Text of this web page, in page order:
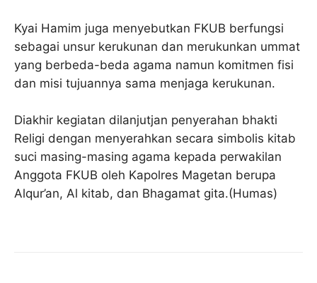
Kyai Hamim juga menyebutkan FKUB berfungsi
sebagai unsur kerukunan dan merukunkan ummat
yang berbeda-beda agama namun komitmen fisi
dan misi tujuannya sama menjaga kerukunan.
Diakhir kegiatan dilanjutjan penyerahan bhakti
Religi dengan menyerahkan secara simbolis kitab
suci masing-masing agama kepada perwakilan
Anggota FKUB oleh Kapolres Magetan berupa
Alqur’an, Al kitab, dan Bhagamat gita.(Humas)